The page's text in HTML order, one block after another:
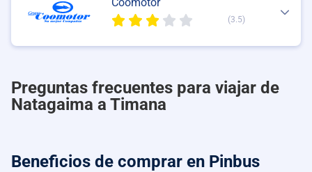
(3.5)
Preguntas frecuentes para viajar de
Natagaima a Timana
Beneficios de comprar en Pinbus